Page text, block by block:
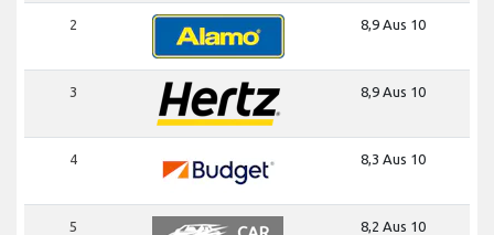
2 8,9 Aus 10
3 8,9 Aus 10
4 8,3 Aus 10
5 8,2 Aus 10